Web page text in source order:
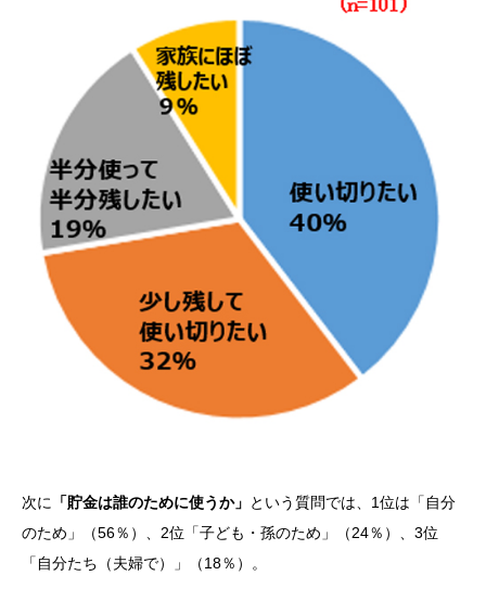
次に 「貯金は誰のために使うか」 という質問では、1位は「自分
のため」（56％）、2位「子ども・孫のため」（24％）、3位
「自分たち（夫婦で）」（18％）。